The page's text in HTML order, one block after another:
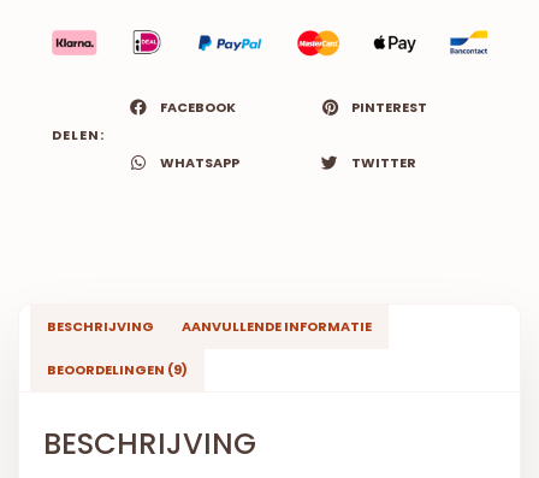
DELEN:
FACEBOOK PINTEREST
WHATSAPP TWITTER
BESCHRIJVING AANVULLENDE INFORMATIE
BEOORDELINGEN (9)
BESCHRIJVING